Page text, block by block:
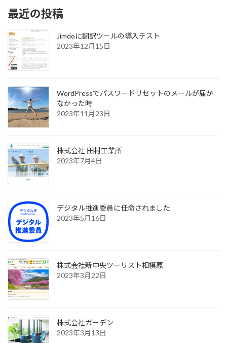
最近の投稿
Jimdoに翻訳ツールの導入テスト
2023年12月15日
WordPressでパスワードリセットのメールが届か
なかった時
2023年11月23日
株式会社 田村工業所
2023年7月4日
デジタル推進委員に任命されました
2023年5月16日
株式会社新中央ツーリスト相模原
2023年3月22日
株式会社ガーデン
2023年3月13日